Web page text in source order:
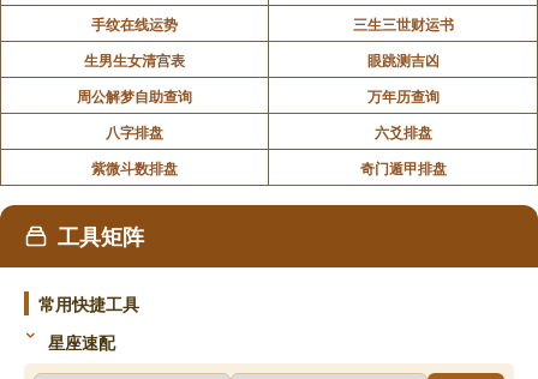
手纹在线运势
三生三世财运书
生男生女清宫表
眼跳测吉凶
周公解梦自助查询
万年历查询
八字排盘
六爻排盘
紫微斗数排盘
奇门遁甲排盘
工具矩阵
常用快捷工具
星座速配